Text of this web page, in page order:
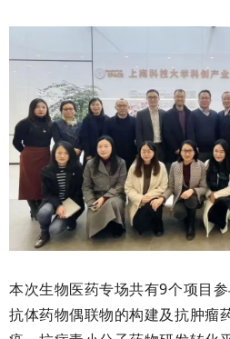
本次生物医药专场共有9个项目
抗体药物偶联物的构建及抗肿瘤